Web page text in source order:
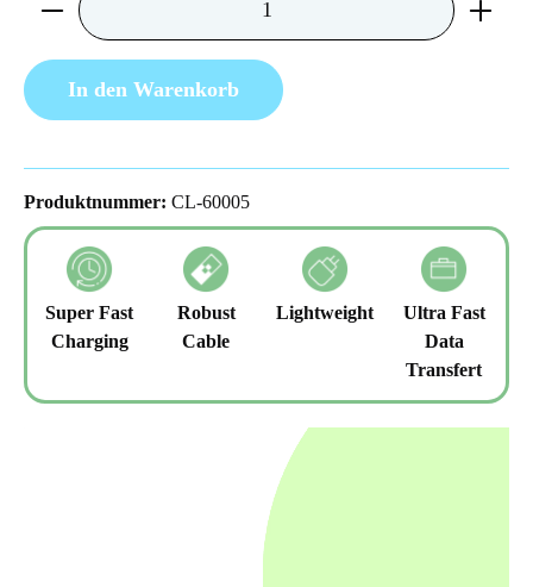
In den Warenkorb
Produktnummer: CL-60005
Super Fast
Charging
Robust
Cable
Lightweight
Ultra Fast
Data
Transfert